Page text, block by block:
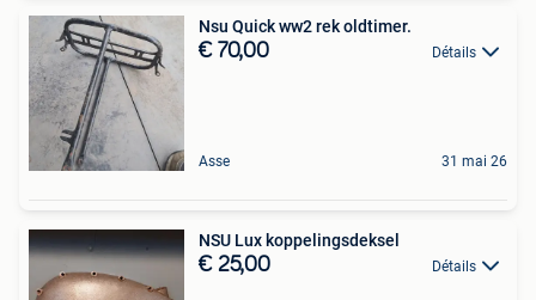
Nsu Quick ww2 rek oldtimer.
€ 70,00 Détails
Asse 31 mai 26
NSU Lux koppelingsdeksel
€ 25,00 Détails